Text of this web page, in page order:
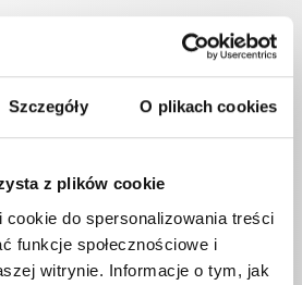
Szczegóły O plikach cookies
z plików cookie
do spersonalizowania treści
funkcje społecznościowe i
witrynie. Informacje o tym, jak
techniczne
TECHNICZNE